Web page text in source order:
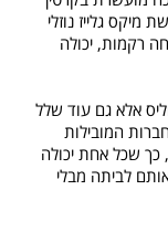
גלייז נוזלי
רקמות, יכולה
אלא גם עוד שלל
המובילות
שכל אחת יכולה
לביתה מבלי